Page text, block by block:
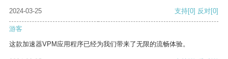
2024-03-25 支持[0] 反对[0]
游客
这款加速器VPM应用程序已经为我们带来了无限的流畅体验。